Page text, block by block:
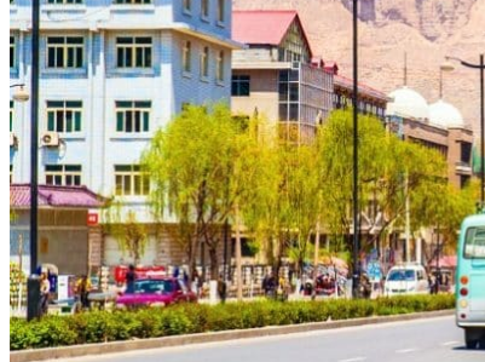
Trekking et aventure
Luxe et exception
Où et quand partir ?
Printemps
Eté
Automne
Hiver
Infos pratiques
Notre agence
Notre agence en Chine
Réseau Asian Roads
Garanties et engagements Asian Roads
Avis de nos voyageurs
Voyages d’affaires en Chine
Voyage scolaire et culturel en Chine
La Chine & ses secrets
Présentation de la Chine